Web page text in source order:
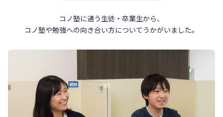
コノ塾に通う生徒・卒業生から、
コノ塾や勉強への向き合い方について うかがいました。